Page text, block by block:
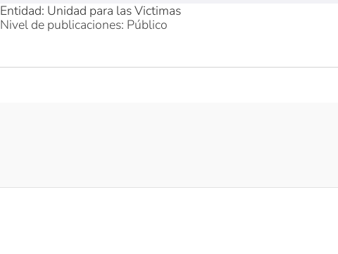
Entidad: Unidad para las Victimas
Nivel de publicaciones: Público